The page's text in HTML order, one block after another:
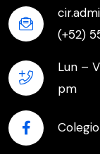
(+52)
Lun –
pm